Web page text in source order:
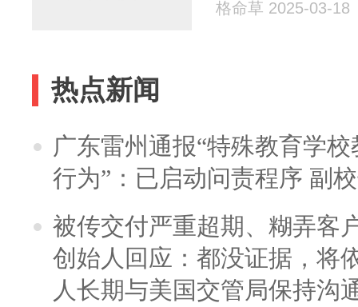
格命草 2025-03-18
热点新闻
广东雷州通报“特殊教育学
行为”：已启动问责程序 副
被传交付严重超期、糊弄客
创始人回应：都没证据，将
人长期与美国交管局保持沟